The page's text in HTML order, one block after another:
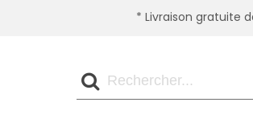
* Livraison gratuite